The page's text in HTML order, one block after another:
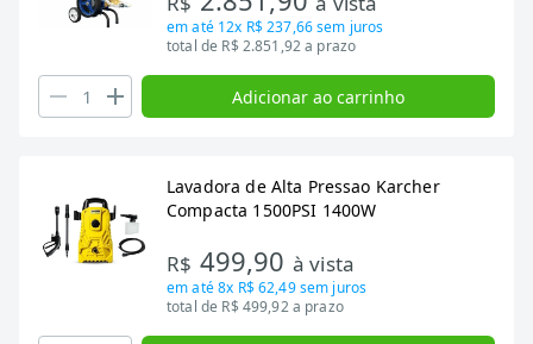
em até 12x R$ 237,66sem juros
total de R$ 2.851,92 a prazo
Adicionar ao carrinho
Lavadora de Alta Pressao Karcher
Compacta 1500PSI 1400W
R$ 499,90 à vista
em até8x R$ 62,49sem juros
total de R$ 499,92 a prazo